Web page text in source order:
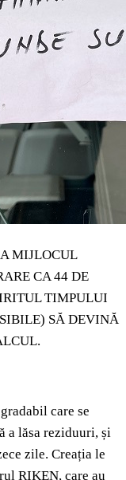
MIJLOCUL
CA 44 DE
TIMPULUI
SĂ DEVINĂ
care se
a lăsa reziduuri, și
zile. Creația le
RIKEN, care au